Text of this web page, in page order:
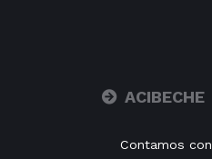
ACIBECHE
Contamos con